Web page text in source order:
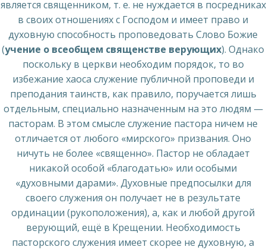
является священником, т. е. не нуждается в посредниках
в своих отношениях с Господом и имеет право и
духовную способность проповедовать Слово Божие
(учение о всеобщем священстве верующих). Однако
поскольку в церкви необходим порядок, то во
избежание хаоса служение публичной проповеди и
преподания таинств, как правило, поручается лишь
отдельным, специально назначенным на это людям —
пасторам. В этом смысле служение пастора ничем не
отличается от любого «мирского» призвания. Оно
ничуть не более «священно». Пастор не обладает
никакой особой «благодатью» или особыми
«духовными дарами». Духовные предпосылки для
своего служения он получает не в результате
ординации (рукоположения), а, как и любой другой
верующий, ещё в Крещении. Необходимость
пасторского служения имеет скорее не духовную, а